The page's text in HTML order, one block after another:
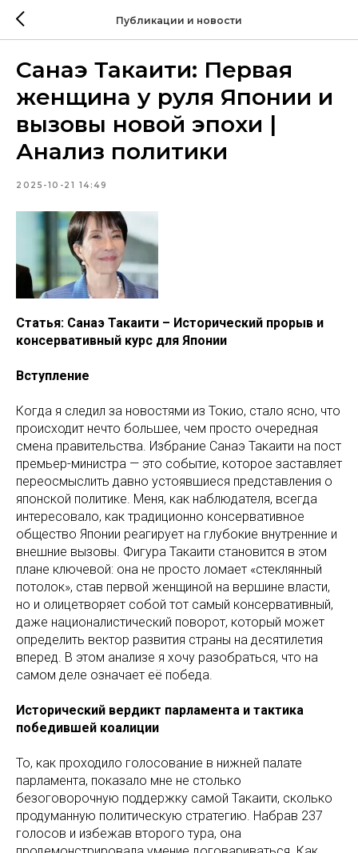
Публикации и новости
Санаэ Такаити: Первая
женщина у руля Японии и
вызовы новой эпохи |
Анализ политики
2025-10-21 14:49
Статья: Санаэ Такаити – Исторический прорыв и
консервативный курс для Японии
Вступление
Когда я следил за новостями из Токио, стало ясно, что
происходит нечто большее, чем просто очередная
смена правительства. Избрание Санаэ Такаити на пост
премьер-министра — это событие, которое заставляет
переосмыслить давно устоявшиеся представления о
японской политике. Меня, как наблюдателя, всегда
интересовало, как традиционно консервативное
общество Японии реагирует на глубокие внутренние и
внешние вызовы. Фигура Такаити становится в этом
плане ключевой: она не просто ломает «стеклянный
потолок», став первой женщиной на вершине власти,
но и олицетворяет собой тот самый консервативный,
даже националистический поворот, который может
определить вектор развития страны на десятилетия
вперед. В этом анализе я хочу разобраться, что на
самом деле означает её победа.
Исторический вердикт парламента и тактика
победившей коалиции
То, как проходило голосование в нижней палате
парламента, показало мне не столько
безоговорочную поддержку самой Такаити, сколько
продуманную политическую стратегию. Набрав 237
голосов и избежав второго тура, она